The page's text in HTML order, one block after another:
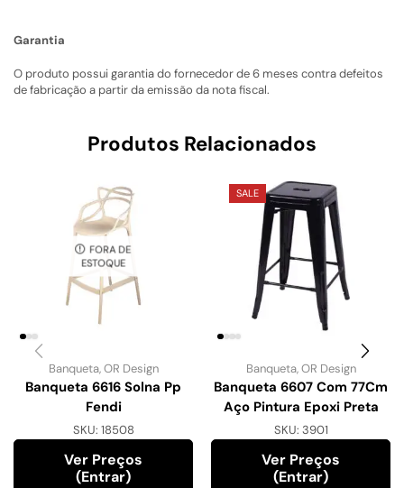
Garantia
O produto possui garantia do fornecedor de 6 meses contra defeitos
de fabricação a partir da emissão da nota fiscal.
Produtos Relacionados
FORA DE
ESTOQUE
Banqueta,OR Design
Banqueta 6616 Solna Pp
Fendi
SKU: 18508
Ver Preços
(entrar)
SALE
Banqueta,OR Design
Banqueta 6607 Com 77Cm
Aço Pintura Epoxi Preta
SKU: 3901
Ver Preços
(entrar)